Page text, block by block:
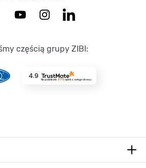
częścią grupy ZIBI:
4.9
Na podstawie 8719opinii z całego okresu